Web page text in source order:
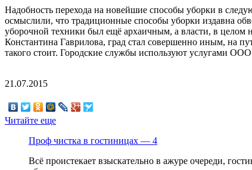
Надобность перехода на новейшие способы уборки в
осмыслили, что традиционные способы уборки издавна
уборочной техники был ещё архаичным, а власти, в целом
Константина Гаврилова, град стал совершенно иным, на
такого стоит. Городские службы используют услугами
21.07.2015
Читайте еще
Проф чистка в гостиницах — 4
Всё проистекает взыскательно в ажуре очереди,